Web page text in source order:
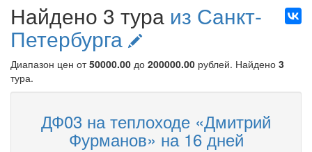
Найдено 3 тура из Санкт-
Петербурга
Диапазон цен от50000.00 до 200000.00 рублей. Найдено 3
тура.
ДФ03 на теплоходе «Дмитрий
Фурманов» на 16 дней